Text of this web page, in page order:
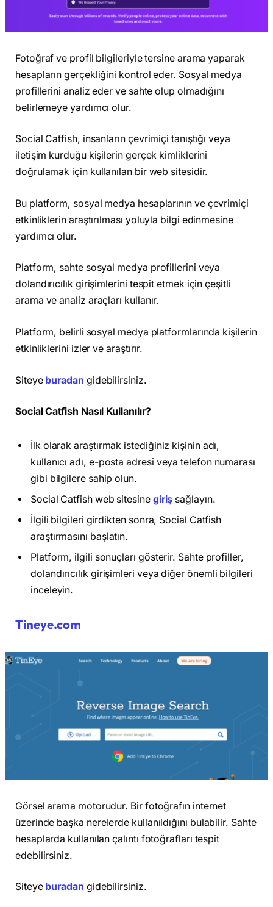
Fotoğraf ve profil bilgileriyle tersine arama yaparak
hesapların gerçekliğini kontrol eder. Sosyal medya
profillerini analiz eder ve sahte olup olmadığını
belirlemeye yardımcı olur.
Social Catfish, insanların çevrimiçi tanıştığı veya
iletişim kurduğu kişilerin gerçek kimliklerini
doğrulamak için kullanılan bir web sitesidir.
Bu platform, sosyal medya hesaplarının ve çevrimiçi
etkinliklerin araştırılması yoluyla bilgi edinmesine
yardımcı olur.
Platform, sahte sosyal medya profillerini veya
dolandırıcılık girişimlerini tespit etmek için çeşitli
arama ve analiz araçları kullanır.
Platform, belirli sosyal medya platformlarında kişilerin
etkinliklerini izler ve araştırır.
Siteye buradan gidebilirsiniz.
Social Catfish Nasıl Kullanılır?
İlk olarak araştırmak istediğiniz kişinin adı,
kullanıcı adı, e-posta adresi veya telefon numarası
gibi bilgilere sahip olun.
Social Catfish web sitesine giriş sağlayın.
İlgili bilgileri girdikten sonra, Social Catfish
araştırmasını başlatın.
Platform, ilgili sonuçları gösterir. Sahte profiller,
dolandırıcılık girişimleri veya diğer önemli bilgileri
inceleyin.
Tineye.com
Görsel arama motorudur. Bir fotoğrafın internet
üzerinde başka nerelerde kullanıldığını bulabilir. Sahte
hesaplarda kullanılan çalıntı fotoğrafları tespit
edebilirsiniz.
Siteye buradan gidebilirsiniz.